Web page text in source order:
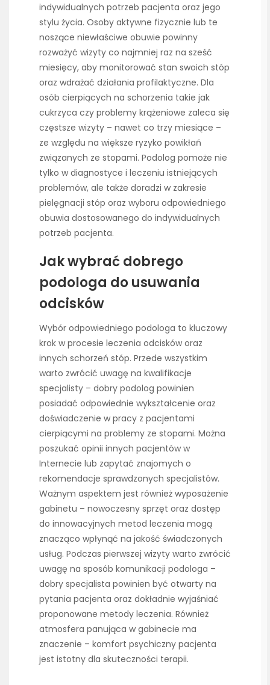
indywidualnych potrzeb pacjenta oraz jego
stylu życia. Osoby aktywne fizycznie lub te
noszące niewłaściwe obuwie powinny
rozważyć wizyty co najmniej raz na sześć
miesięcy, aby monitorować stan swoich stóp
oraz wdrażać działania profilaktyczne. Dla
osób cierpiących na schorzenia takie jak
cukrzyca czy problemy krążeniowe zaleca się
częstsze wizyty – nawet co trzy miesiące –
ze względu na większe ryzyko powikłań
związanych ze stopami. Podolog pomoże nie
tylko w diagnostyce i leczeniu istniejących
problemów, ale także doradzi w zakresie
pielęgnacji stóp oraz wyboru odpowiedniego
obuwia dostosowanego do indywidualnych
potrzeb pacjenta.
Jak wybrać dobrego
podologa do usuwania
odcisków
Wybór odpowiedniego podologa to kluczowy
krok w procesie leczenia odcisków oraz
innych schorzeń stóp. Przede wszystkim
warto zwrócić uwagę na kwalifikacje
specjalisty – dobry podolog powinien
posiadać odpowiednie wykształcenie oraz
doświadczenie w pracy z pacjentami
cierpiącymi na problemy ze stopami. Można
poszukać opinii innych pacjentów w
Internecie lub zapytać znajomych o
rekomendacje sprawdzonych specjalistów.
Ważnym aspektem jest również wyposażenie
gabinetu – nowoczesny sprzęt oraz dostęp
do innowacyjnych metod leczenia mogą
znacząco wpłynąć na jakość świadczonych
usług. Podczas pierwszej wizyty warto zwrócić
uwagę na sposób komunikacji podologa –
dobry specjalista powinien być otwarty na
pytania pacjenta oraz dokładnie wyjaśniać
proponowane metody leczenia. Również
atmosfera panująca w gabinecie ma
znaczenie – komfort psychiczny pacjenta
jest istotny dla skuteczności terapii.